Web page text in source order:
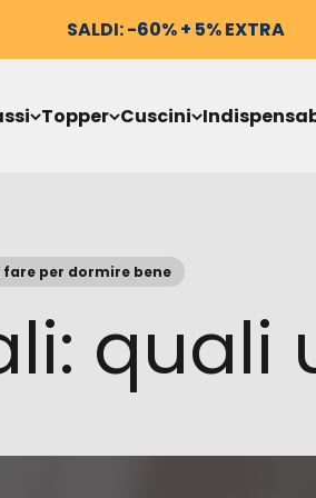
SALDI: -60% + 5% EXTRA
Topper Cuscini
fare per dormire bene
quali